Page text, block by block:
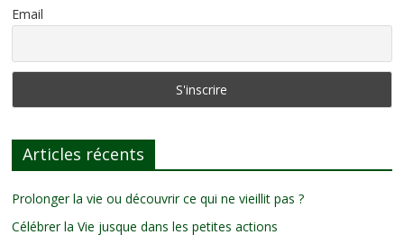
Email
Articles récents
Prolonger la vie ou découvrir ce qui ne vieillit pas ?
Célébrer la Vie jusque dans les petites actions